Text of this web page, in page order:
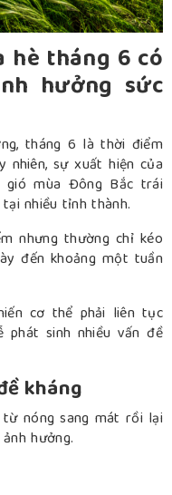
hè tháng 6 có
hưởng sức
tháng 6 là thời điểm
nhiên, sự xuất hiện của
mùa Đông Bắc trái
nhiều tỉnh thành.
nhưng thường chỉ kéo
đến khoảng một tuần
cơ thể phải liên tục
sinh nhiều vấn đề
kháng
nóng sang mát rồi lại
hưởng.